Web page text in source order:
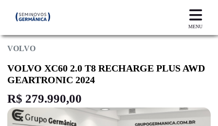
MENU
VOLVO
VOLVO XC60 2.0 T8 RECHARGE PLUS AWD
GEARTRONIC 2024
R$ 279.990,00